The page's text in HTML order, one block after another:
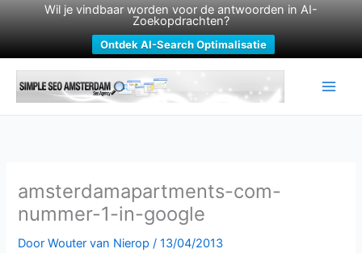
Wil je vindbaar worden voor de antwoorden in AI-
Zoekopdrachten?
Ontdek AI-Search Optimalisatie
naar
amsterdamapartments-com-
nummer-1-in-google
DoorWouter van Nierop/13/04/2013